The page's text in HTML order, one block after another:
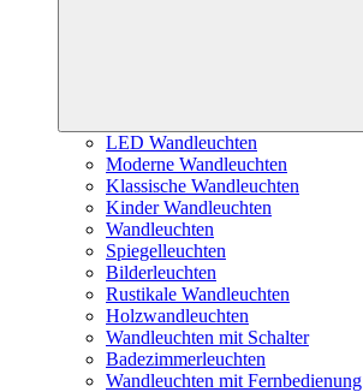
LED Wandleuchten
Moderne Wandleuchten
Klassische Wandleuchten
Kinder Wandleuchten
Wandleuchten
Spiegelleuchten
Bilderleuchten
Rustikale Wandleuchten
Holzwandleuchten
Wandleuchten mit Schalter
Badezimmerleuchten
Wandleuchten mit Fernbedienung